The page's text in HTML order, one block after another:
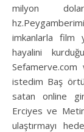
milyon
imkanlarla film
hayalini
istedim Baş
satan online
Erciyes ve
ulaştırmayı